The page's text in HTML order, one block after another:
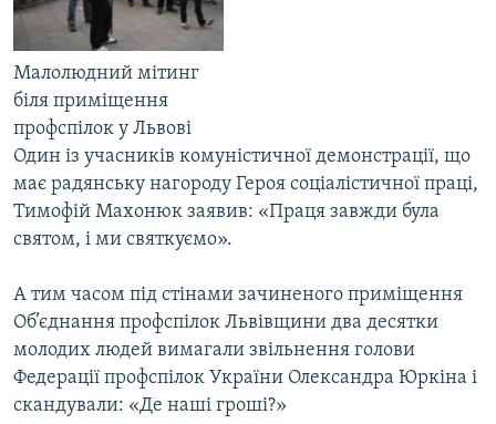
Малолюдний мітинг
біля приміщення
профспілок у Львові
Один із учасників комуністичної демонстрації, що
має радянську нагороду Героя соціалістичної праці,
Тимофій Махонюк заявив: «Праця завжди була
святом, і ми святкуємо».
А тим часом під стінами зачиненого приміщення
Об’єднання профспілок Львівщини два десятки
молодих людей вимагали звільнення голови
Федерації профспілок України Олександра Юркіна і
скандували: «Де наші гроші?»